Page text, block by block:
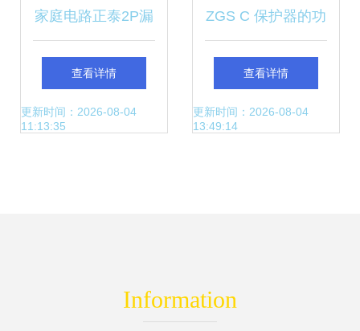
家庭电路正泰2P漏
电保护器接线指南
单相进户线详解
查看详情
更新时间：2026-08-04
11:13:35
ZGS C 保护器的功
能与应用解析
查看详情
更新时间：2026-08-04
13:49:14
Information